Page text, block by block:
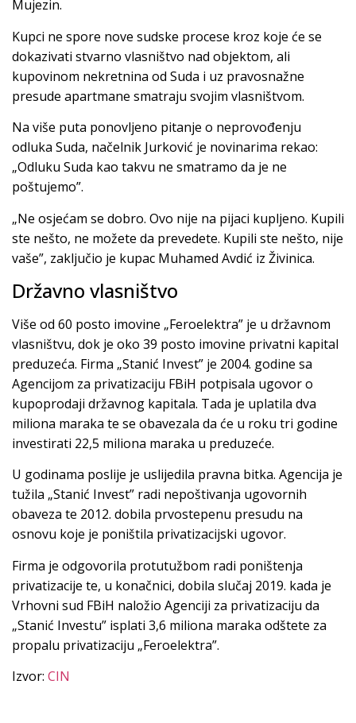
Mujezin.
Kupci ne spore nove sudske procese kroz koje će se
dokazivati stvarno vlasništvo nad objektom, ali
kupovinom nekretnina od Suda i uz pravosnažne
presude apartmane smatraju svojim vlasništvom.
Na više puta ponovljeno pitanje o neprovođenju
odluka Suda, načelnik Jurković je novinarima rekao:
„Odluku Suda kao takvu ne smatramo da je ne
poštujemo”.
„Ne osjećam se dobro. Ovo nije na pijaci kupljeno. Kupili
ste nešto, ne možete da prevedete. Kupili ste nešto, nije
vaše”, zaključio je kupac Muhamed Avdić iz Živinica.
Državno vlasništvo
Više od 60 posto imovine „Feroelektra” je u državnom
vlasništvu, dok je oko 39 posto imovine privatni kapital
preduzeća. Firma „Stanić Invest” je 2004. godine sa
Agencijom za privatizaciju FBiH potpisala ugovor o
kupoprodaji državnog kapitala. Tada je uplatila dva
miliona maraka te se obavezala da će u roku tri godine
investirati 22,5 miliona maraka u preduzeće.
U godinama poslije je uslijedila pravna bitka. Agencija je
tužila „Stanić Invest” radi nepoštivanja ugovornih
obaveza te 2012. dobila prvostepenu presudu na
osnovu koje je poništila privatizacijski ugovor.
Firma je odgovorila protutužbom radi poništenja
privatizacije te, u konačnici, dobila slučaj 2019. kada je
Vrhovni sud FBiH naložio Agenciji za privatizaciju da
„Stanić Investu” isplati 3,6 miliona maraka odštete za
propalu privatizaciju „Feroelektra”.
Izvor: CIN